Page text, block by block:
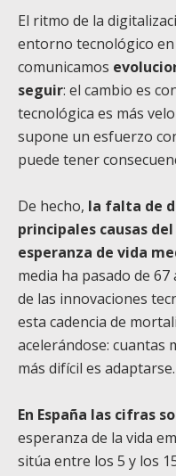
El ritmo de la
entorno tecnológico
comunicamos
seguir: el cambio es
tecnológica es más
supone un esfuerzo
puede tener
De hecho, la falta de
principales causas
esperanza de vida
media ha pasado de
de las innovaciones
esta cadencia de
acelerándose: cuantas
más difícil es adaptarse.
En España las cifras
esperanza de la vida
sitúa entre los 5 y los